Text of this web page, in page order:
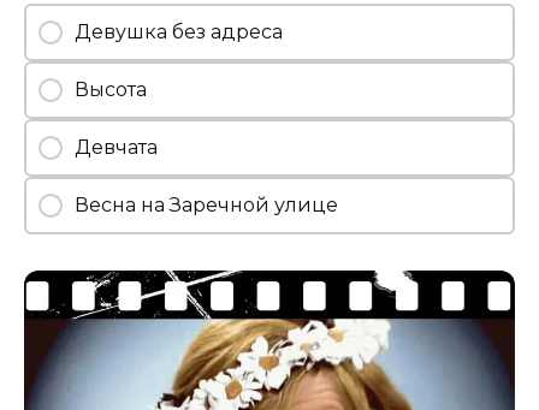
Девушка без адреса
Высота
Девчата
Весна на Заречной улице